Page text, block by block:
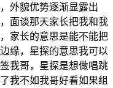
外貌优势逐渐显露出
面谈那天家长把我和我
家长的意思是能不能把
缘，星探的意思我可以
我哥，星探是想做唱跳
我不如我哥好看如果组